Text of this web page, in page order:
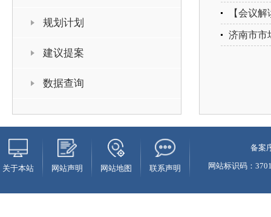
规划计划
建议提案
数据查询
【会议
济南市市
关于本站 网站声明 网站地图 联系声明
备案
网站标识码：